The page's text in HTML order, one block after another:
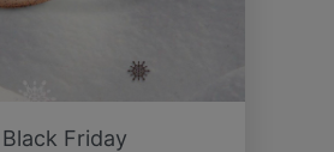
Black Friday